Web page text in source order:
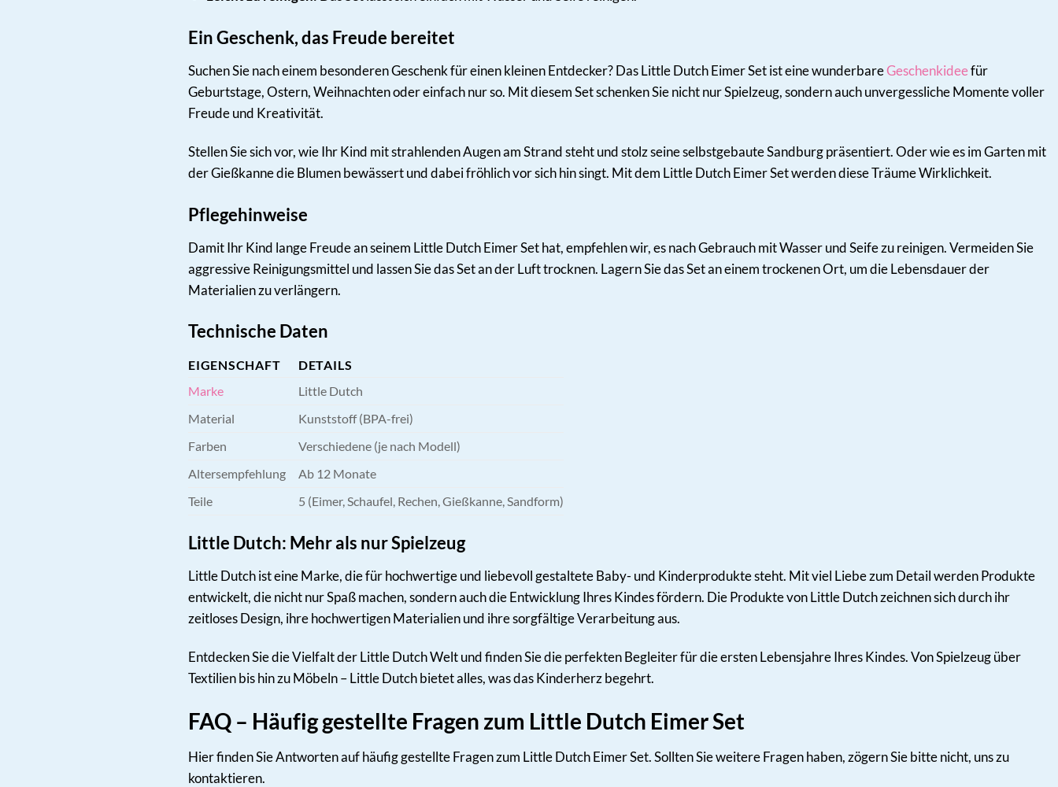
Ein Geschenk, das Freude bereitet
Suchen Sie nach einem besonderen Geschenk für einen kleinen Entdecker? Das Little Dutch Eimer Set ist eine wunderbareGeschenkideefür
Geburtstage, Ostern, Weihnachten oder einfach nur so. Mit diesem Set schenken Sie nicht nur Spielzeug, sondern auch unvergessliche Momente voller
Freude und Kreativität.
Stellen Sie sich vor, wie Ihr Kind mit strahlenden Augen am Strand steht und stolz seine selbstgebaute Sandburg präsentiert. Oder wie es im Garten mit
der Gießkanne die Blumen bewässert und dabei fröhlich vor sich hin singt. Mit dem Little Dutch Eimer Set werden diese Träume Wirklichkeit.
Pflegehinweise
Damit Ihr Kind lange Freude an seinem Little Dutch Eimer Set hat, empfehlen wir, es nach Gebrauch mit Wasser und Seife zu reinigen. Vermeiden Sie
aggressive Reinigungsmittel und lassen Sie das Set an der Luft trocknen. Lagern Sie das Set an einem trockenen Ort, um die Lebensdauer der
Materialien zu verlängern.
Technische Daten
EIGENSCHAFT
DETAILS
Marke
Little Dutch
Material
Kunststoff (BPA-frei)
Farben
Verschiedene (je nach Modell)
Altersempfehlung
Ab 12 Monate
Teile
5 (Eimer, Schaufel, Rechen, Gießkanne, Sandform)
Little Dutch: Mehr als nur Spielzeug
Little Dutch ist eine Marke, die für hochwertige und liebevoll gestaltete Baby- und Kinderprodukte steht. Mit viel Liebe zum Detail werden Produkte
entwickelt, die nicht nur Spaß machen, sondern auch die Entwicklung Ihres Kindes fördern. Die Produkte von Little Dutch zeichnen sich durch ihr
zeitloses Design, ihre hochwertigen Materialien und ihre sorgfältige Verarbeitung aus.
Entdecken Sie die Vielfalt der Little Dutch Welt und finden Sie die perfekten Begleiter für die ersten Lebensjahre Ihres Kindes. Von Spielzeug über
Textilien bis hin zu Möbeln – Little Dutch bietet alles, was das Kinderherz begehrt.
FAQ – Häufig gestellte Fragen zum Little Dutch Eimer Set
Hier finden Sie Antworten auf häufig gestellte Fragen zum Little Dutch Eimer Set. Sollten Sie weitere Fragen haben, zögern Sie bitte nicht, uns zu
kontaktieren.